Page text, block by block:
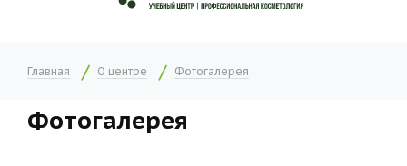
Главная О центре Фотогалерея
Фотогалерея